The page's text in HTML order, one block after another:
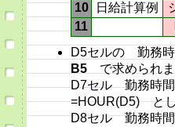
10
日給計算例
11
D5セルの 勤務
B5 で求められま
D7セル 勤務時
=HOUR(D5) と
D8セル 勤務時